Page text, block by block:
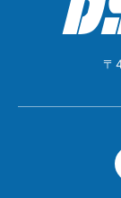
〒